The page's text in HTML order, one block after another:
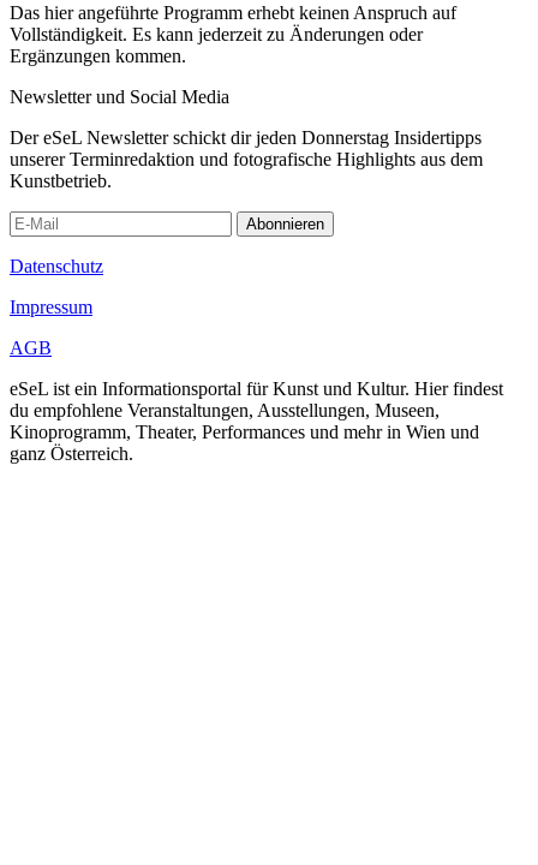
Das hier angeführte Programm erhebt keinen Anspruch auf
Vollständigkeit. Es kann jederzeit zu Änderungen oder
Ergänzungen kommen.
Newsletter und Social Media
Der eSeL Newsletter schickt dir jeden Donnerstag Insidertipps
unserer Terminredaktion und fotografische Highlights aus dem
Kunstbetrieb.
Abonnieren
Datenschutz
Impressum
AGB
eSeL ist ein Informationsportal für Kunst und Kultur. Hier findest
du empfohlene Veranstaltungen, Ausstellungen, Museen,
Kinoprogramm, Theater, Performances und mehr in Wien und
ganz Österreich.